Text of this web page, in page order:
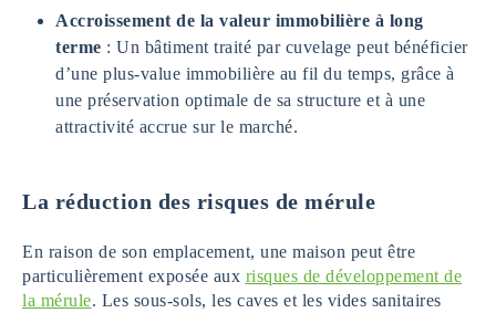
Accroissement de la valeur immobilière à long
terme : Un bâtiment traité par cuvelage peut bénéficier
d’une plus-value immobilière au fil du temps, grâce à
une préservation optimale de sa structure et à une
attractivité accrue sur le marché.
La réduction des risques de mérule
En raison de son emplacement, une maison peut être
particulièrement exposée aux risques de développement de
la mérule. Les sous-sols, les caves et les vides sanitaires